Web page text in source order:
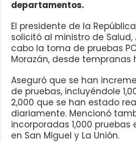
departamentos.
El presidente de la
solicitó al ministro de Salud,
cabo la toma de pruebas
Morazán, desde tempranas
Aseguró que se han
de pruebas, incluyéndole
2,000 que se han estado
diariamente. Mencionó
incorporadas 1,000
en San Miguel y La Unión.